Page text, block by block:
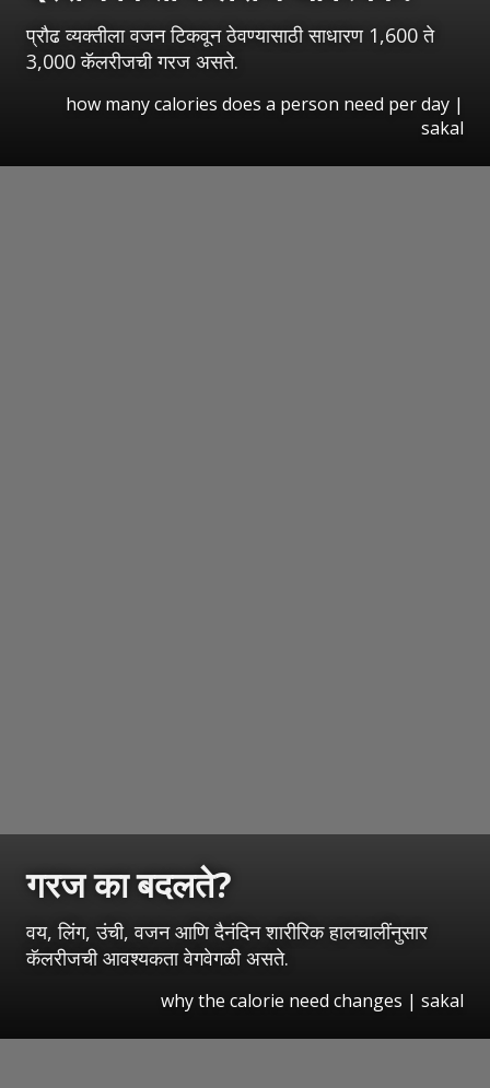
प्रौढ व्यक्तीला वजन टिकवून ठेवण्यासाठी साधारण 1,600 ते
3,000 कॅलरीजची गरज असते.
how many calories does a person need per day |
sakal
गरज का बदलते?
वय, लिंग, उंची, वजन आणि दैनंदिन शारीरिक हालचालींनुसार
कॅलरीजची आवश्यकता वेगवेगळी असते.
why the calorie need changes | sakal